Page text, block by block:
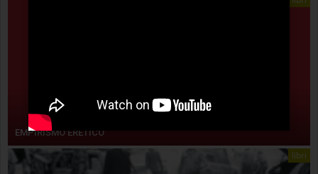
EMPIRISMO ERETICO
libri